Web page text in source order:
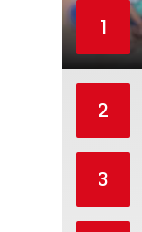
1
2
3